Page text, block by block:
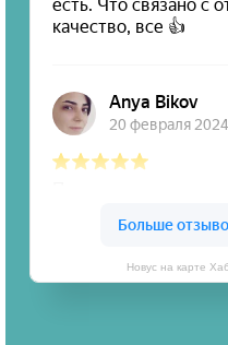
Новус на карте